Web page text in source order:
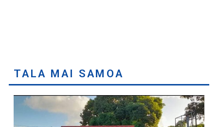
TALA MAI SAMOA